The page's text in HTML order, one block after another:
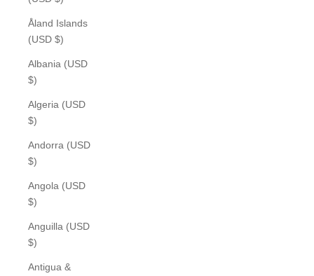
Åland Islands
(USD $)
Albania (USD
$)
Algeria (USD
$)
Andorra (USD
$)
Angola (USD
$)
Anguilla (USD
$)
Antigua &